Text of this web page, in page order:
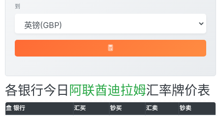
到
各银行今日 阿联酋迪拉姆汇率牌价表
银行 汇买 钞买 汇卖
钞卖